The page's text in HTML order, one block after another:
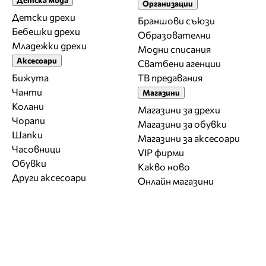
Детски дрехи
Бебешки дрехи
Младежки дрехи
Аксесоари
Бижута
Чанти
Колани
Чорапи
Шапки
Часовници
Обувки
Други аксесоари
Организации
Браншови съюзи
Образователни
Модни списания
Сватбени агенции
ТВ предавания
Магазини
Магазини за дрехи
Магазини за обувки
Магазини за aксесоари
VIP фирми
Какво ново
Онлайн магазини